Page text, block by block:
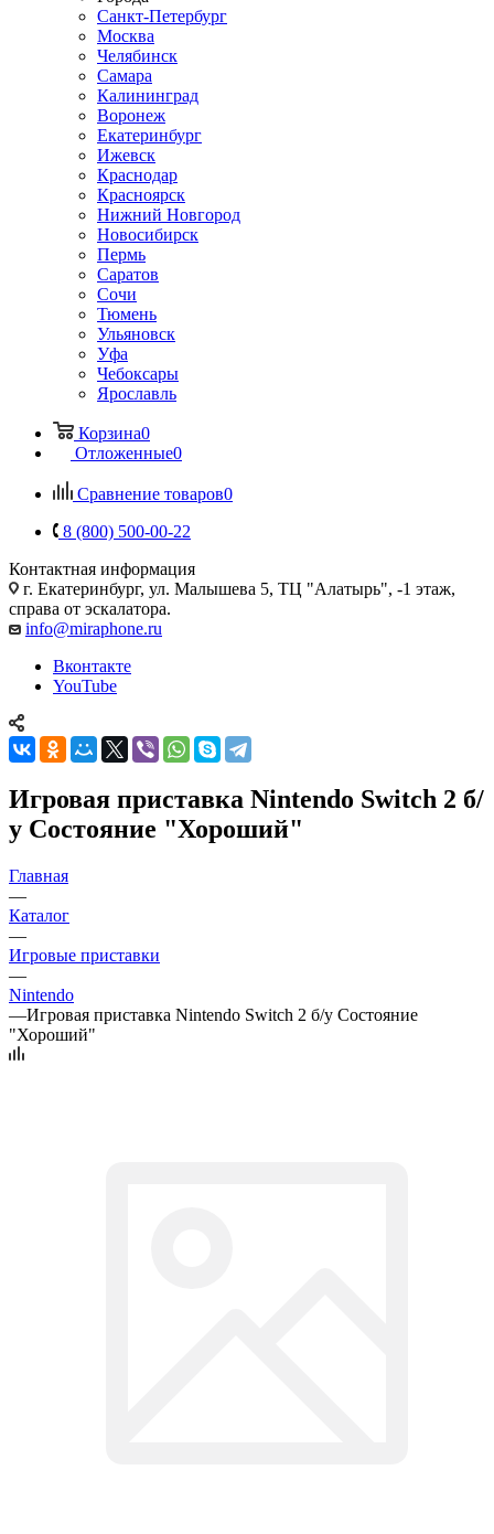
Санкт-Петербург
Москва
Челябинск
Самара
Калининград
Воронеж
Екатеринбург
Ижевск
Краснодар
Красноярск
Нижний Новгород
Новосибирск
Пермь
Саратов
Сочи
Тюмень
Ульяновск
Уфа
Чебоксары
Ярославль
Корзина0
Отложенные0
Сравнение товаров0
8 (800) 500-00-22
Контактная информация
г. Екатеринбург, ул. Малышева 5, ТЦ "Алатырь", -1 этаж,
справа от эскалатора.
info@miraphone.ru
Вконтакте
YouTube
Игровая приставка Nintendo Switch 2 б/
у Состояние "Хороший"
Главная
—
Каталог
—
Игровые приставки
—
Nintendo
—Игровая приставка Nintendo Switch 2 б/у Состояние
"Хороший"